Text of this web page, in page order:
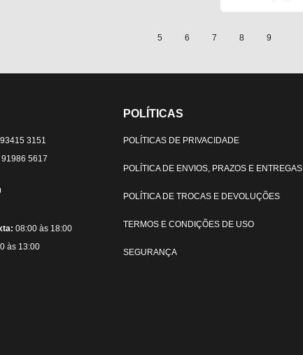
5 6 7 8 9
3151
91986 5617
08:00 às 18:00
às 13:00
POLÍTICAS
POLÍTICAS DE PRIVACIDADE
POLÍTICA DE ENVIOS, PRAZOS E ENTREGAS
POLÍTICA DE TROCAS E DEVOLUÇÕES
TERMOS E CONDIÇÕES DE USO
SEGURANÇA